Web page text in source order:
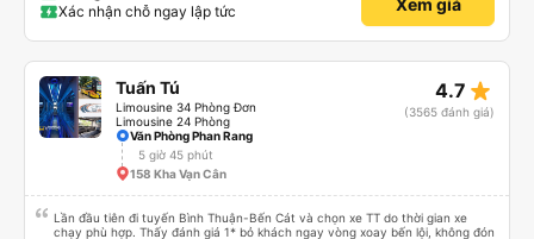
cũ, nhưng vẫn có sẵn. Cổng USB để sạc điện thoại hoạt động tốt, và có giấy
vệ sinh. Mọi thứ khá sạch sẽ. Chúng tôi trở về từ Đà Nẵng (bến xe Đà Nẵng,
8-10 tiếng ngồi một chỗ. Chúng tôi cũng dừng lại gần Nha Trang và sau đó
được đưa đến ga bằng xe buýt nhỏ. Họ cũng vận chuyển hàng hóa trong
suốt chuyến đi, và có thể sẽ có những điểm dừng chân. Tôi khuyên bạn nên
chọn công ty này và đặt chỗ ngồi VIP.
Xác nhận chỗ ngay lập tức
Xem giá
Tuấn Tú
Limousine 34 Phòng Đơn
Limousine 24 Phòng
4.7 star_rate
(3565 đánh giá)
Văn Phòng Phan Rang
5 giờ 45 phút
158 Kha Vạn Cân
Lần đầu tiên đi tuyến Bình Thuận-Bến Cát và chọn xe TT do thời gian xe
chạy phù hợp. Thấy đánh giá 1* bỏ khách ngay vòng xoay bến lội, không đón